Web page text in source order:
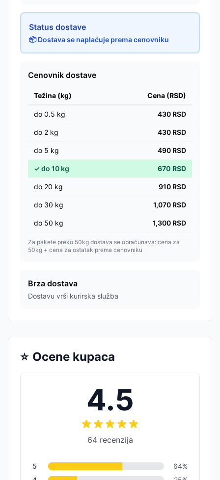
Status dostave
📦 Dostava se naplaćuje prema cenovniku
Cenovnik dostave
Težina (kg) Cena (RSD)
do 0.5 kg 430 RSD
do 2 kg 430 RSD
do 5 kg 490 RSD
✓do 10 kg 670 RSD
do 20 kg 910 RSD
do 30 kg 1,070 RSD
do 50 kg 1,300 RSD
Za pakete preko 50kg dostava se obračunava: cena za
50kg + cena za ostatak prema cenovniku
Brza dostava
Dostavu vrši kurirska služba
⭐ Ocene kupaca
4.5
64 recenzija
5 64%